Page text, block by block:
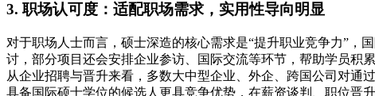
3. 职场认可度：适配职场需求，实用性导向明显
对于职场人士而言，硕士深造的核心需求是“提升职业竞争力”，
讨，部分项目还会安排企业参访、国际交流等环节，帮助学员积
从企业招聘与晋升来看，多数大中型企业、外企、跨国公司对通
具备国际硕士学位的候选人更具竞争优势，在薪资谈判、职位晋